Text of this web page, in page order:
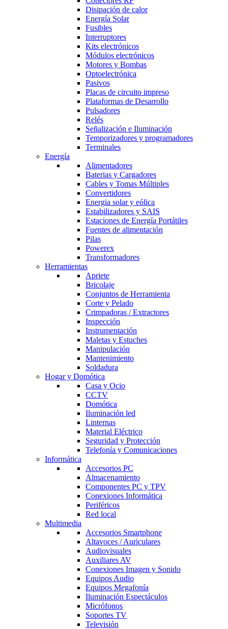
Disipación de calor
Energía Solar
Fusibles
Interruptores
Kits electrónicos
Módulos electrónicos
Motores y Bombas
Optoelectrónica
Pasivos
Placas de circuito impreso
Plataformas de Desarrollo
Pulsadores
Relés
Señalización e Iluminación
Temporizadores y programadores
Terminales
Energía
Alimentadores
Baterias y Cargadores
Cables y Tomas Múltiples
Convertidores
Energia solar y eólica
Estabilizadores y SAIS
Estaciones de Energía Portátiles
Fuentes de alimentación
Pilas
Powerex
Transformadores
Herramientas
Apriete
Bricolaje
Conjuntos de Herramienta
Corte y Pelado
Crimpadoras / Extractores
Inspección
Instrumentación
Maletas y Estuches
Manipulación
Mantenimiento
Soldadura
Hogar y Domótica
Casa y Ocio
CCTV
Domótica
Iluminación led
Linternas
Material Eléctrico
Seguridad y Protección
Telefonía y Comunicaciones
Informática
Accesorios PC
Almacenamiento
Componentes PC y TPV
Conexiones Informática
Periféricos
Red local
Multimedia
Accesorios Smartphone
Altavoces / Auriculares
Audiovisuales
Auxiliares AV
Conexiones Imagen y Sonido
Equipos Audio
Equipos Megafonía
Iluminación Espectáculos
Micrófonos
Soportes TV
Televisión